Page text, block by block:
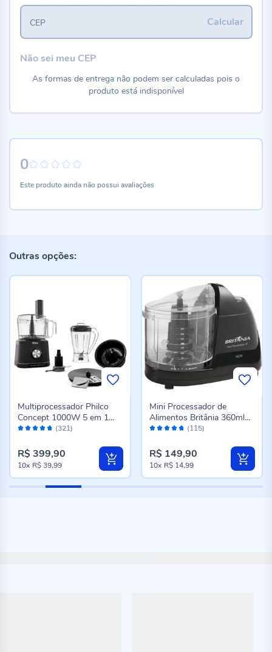
0
Este produto ainda não possui avaliações
Calcular
CEP
Não sei meu CEP
As formas de entrega não podem ser calculadas pois o
produto está indisponível
Outras opções:
Avaliação: (321)
Multiprocessador Philco
Concept 1000W 5 em 1
PMP11A
R$ 399,90
10x R$ 39,99
Avaliação: (115)
Mini Processador de
Alimentos Britânia 360ml
Função Pulsar 2P
R$ 149,90
10x R$ 14,99